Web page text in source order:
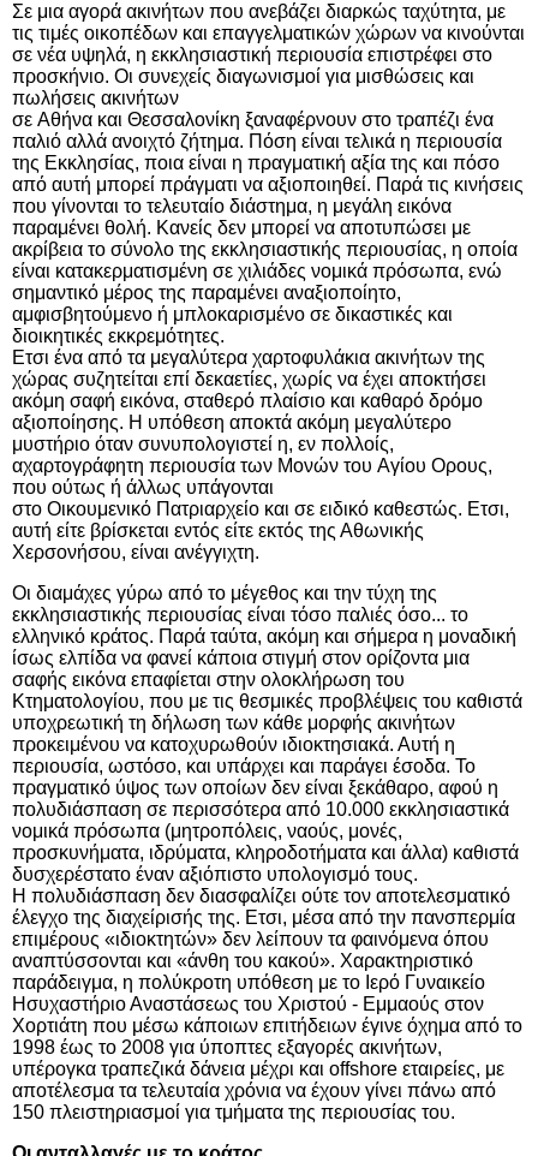
Σε μια αγορά ακινήτων που ανεβάζει διαρκώς ταχύτητα, με
τις τιμές οικοπέδων και επαγγελματικών χώρων να κινούνται
σε νέα υψηλά, η εκκλησιαστική περιουσία επιστρέφει στο
προσκήνιο. Οι συνεχείς διαγωνισμοί για μισθώσεις και
πωλήσεις ακινήτων
σε Αθήνα και Θεσσαλονίκη ξαναφέρνουν στο τραπέζι ένα
παλιό αλλά ανοιχτό ζήτημα. Πόση είναι τελικά η περιουσία
της Εκκλησίας, ποια είναι η πραγματική αξία της και πόσο
από αυτή μπορεί πράγματι να αξιοποιηθεί. Παρά τις κινήσεις
που γίνονται το τελευταίο διάστημα, η μεγάλη εικόνα
παραμένει θολή. Κανείς δεν μπορεί να αποτυπώσει με
ακρίβεια το σύνολο της εκκλησιαστικής περιουσίας, η οποία
είναι κατακερματισμένη σε χιλιάδες νομικά πρόσωπα, ενώ
σημαντικό μέρος της παραμένει αναξιοποίητο,
αμφισβητούμενο ή μπλοκαρισμένο σε δικαστικές και
διοικητικές εκκρεμότητες.
Ετσι ένα από τα μεγαλύτερα χαρτοφυλάκια ακινήτων της
χώρας συζητείται επί δεκαετίες, χωρίς να έχει αποκτήσει
ακόμη σαφή εικόνα, σταθερό πλαίσιο και καθαρό δρόμο
αξιοποίησης. Η υπόθεση αποκτά ακόμη μεγαλύτερο
μυστήριο όταν συνυπολογιστεί η, εν πολλοίς,
αχαρτογράφητη περιουσία των Μονών του Αγίου Ορους,
που ούτως ή άλλως υπάγονται
στο Οικουμενικό Πατριαρχείο και σε ειδικό καθεστώς. Ετσι,
αυτή είτε βρίσκεται εντός είτε εκτός της Αθωνικής
Χερσονήσου, είναι ανέγγιχτη.
Οι διαμάχες γύρω από το μέγεθος και την τύχη της
εκκλησιαστικής περιουσίας είναι τόσο παλιές όσο... το
ελληνικό κράτος. Παρά ταύτα, ακόμη και σήμερα η μοναδική
ίσως ελπίδα να φανεί κάποια στιγμή στον ορίζοντα μια
σαφής εικόνα επαφίεται στην ολοκλήρωση του
Κτηματολογίου, που με τις θεσμικές προβλέψεις του καθιστά
υποχρεωτική τη δήλωση των κάθε μορφής ακινήτων
προκειμένου να κατοχυρωθούν ιδιοκτησιακά. Αυτή η
περιουσία, ωστόσο, και υπάρχει και παράγει έσοδα. Το
πραγματικό ύψος των οποίων δεν είναι ξεκάθαρο, αφού η
πολυδιάσπαση σε περισσότερα από 10.000 εκκλησιαστικά
νομικά πρόσωπα (μητροπόλεις, ναούς, μονές,
προσκυνήματα, ιδρύματα, κληροδοτήματα και άλλα) καθιστά
δυσχερέστατο έναν αξιόπιστο υπολογισμό τους.
Η πολυδιάσπαση δεν διασφαλίζει ούτε τον αποτελεσματικό
έλεγχο της διαχείρισής της. Ετσι, μέσα από την πανσπερμία
επιμέρους «ιδιοκτητών» δεν λείπουν τα φαινόμενα όπου
αναπτύσσονται και «άνθη του κακού». Χαρακτηριστικό
παράδειγμα, η πολύκροτη υπόθεση με το Ιερό Γυναικείο
Ησυχαστήριο Αναστάσεως του Χριστού - Εμμαούς στον
Χορτιάτη που μέσω κάποιων επιτήδειων έγινε όχημα από το
1998 έως το 2008 για ύποπτες εξαγορές ακινήτων,
υπέρογκα τραπεζικά δάνεια μέχρι και offshore εταιρείες, με
αποτέλεσμα τα τελευταία χρόνια να έχουν γίνει πάνω από
150 πλειστηριασμοί για τμήματα της περιουσίας του.